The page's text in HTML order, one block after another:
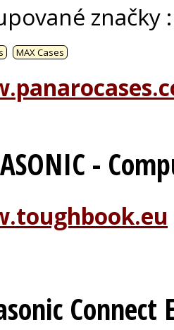
značky :
MAX Cases
-
Connect